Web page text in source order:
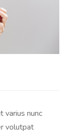
varius nunc
volutpat